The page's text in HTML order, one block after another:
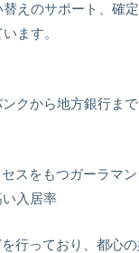
えのサポート、確
ます。
クから地方銀行ま
スをもつガーラマ
入居率
行っており、都心